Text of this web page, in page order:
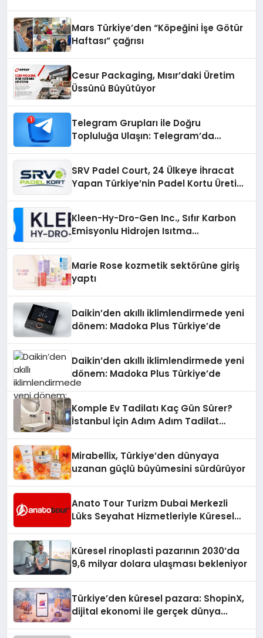
Mars Türkiye’den “Köpeğini İşe Götür
Haftası” çağrısı
Cesur Packaging, Mısır’daki Üretim
Üssünü Büyütüyor
Telegram Grupları ile Doğru
Topluluğa Ulaşın: Telegram’da
SRV Padel Court, 24 Ülkeye İhracat
Yapan Türkiye’nin Padel Kortu Üretim
Kleen-Hy-Dro-Gen Inc., Sıfır Karbon
Emisyonlu Hidrojen Isıtma
Marie Rose kozmetik sektörüne giriş
yaptı
Daikin’den akıllı iklimlendirmede yeni
dönem: Madoka Plus Türkiye’de
Daikin’den akıllı iklimlendirmede yeni
dönem: Madoka Plus Türkiye’de
Komple Ev Tadilatı Kaç Gün Sürer?
İstanbul İçin Adım Adım Tadilat
Mirabellix, Türkiye’den dünyaya
uzanan güçlü büyümesini sürdürüyor
Anato Tour Turizm Dubai Merkezli
Lüks Seyahat Hizmetleriyle Küresel
Küresel rinoplasti pazarının 2030’da
9,6 milyar dolara ulaşması bekleniyor
Türkiye’den küresel pazara: ShopinX,
dijital ekonomi ile gerçek dünya